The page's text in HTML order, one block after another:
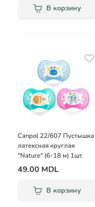
В корзину
Canpol 22/607 Пустышка
латексная круглая
"Nature" (6-18 м) 1шт.
49.00 MDL
В корзину